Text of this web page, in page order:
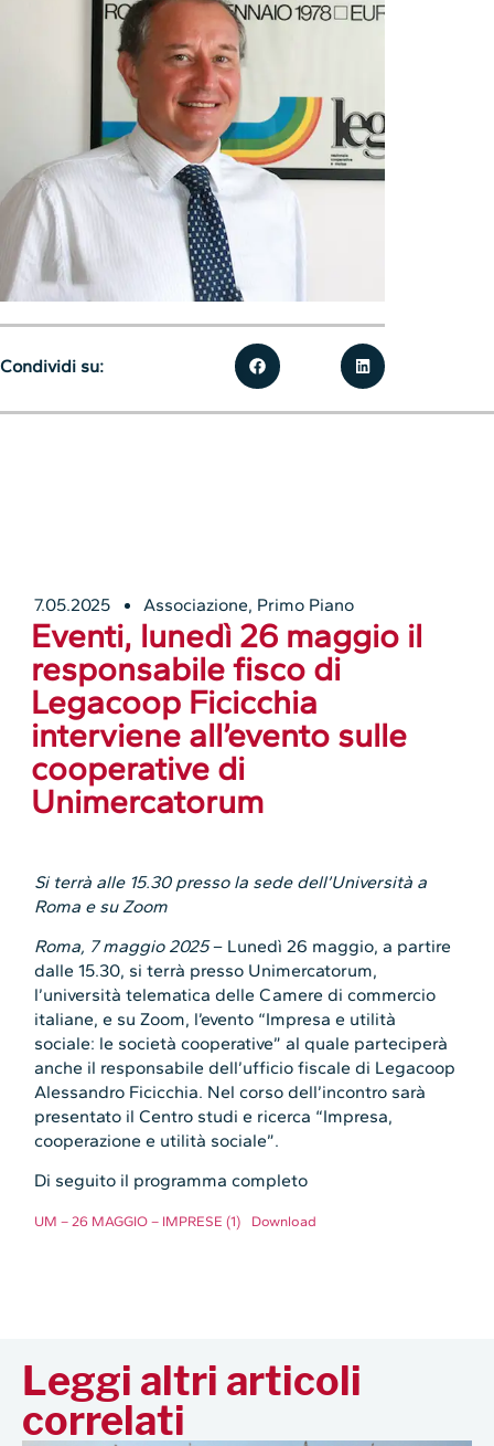
7.05.2025 Associazione, Primo Piano
Eventi, lunedì 26 maggio il
responsabile fisco di
Legacoop Ficicchia
interviene all’evento sulle
cooperative di
Unimercatorum
Si terrà alle 15.30 presso la sede dell’Università a
Roma e su Zoom
Roma, 7 maggio 2025– Lunedì 26 maggio, a partire
dalle 15.30, si terrà presso Unimercatorum,
l’università telematica delle Camere di commercio
italiane, e su Zoom, l’evento “Impresa e utilità
sociale: le società cooperative” al quale parteciperà
anche il responsabile dell’ufficio fiscale di Legacoop
Alessandro Ficicchia. Nel corso dell’incontro sarà
presentato il Centro studi e ricerca “Impresa,
cooperazione e utilità sociale”.
Di seguito il programma completo
UM – 26 MAGGIO – IMPRESE (1) Download
Condividi su:
Leggi altri articoli
correlati